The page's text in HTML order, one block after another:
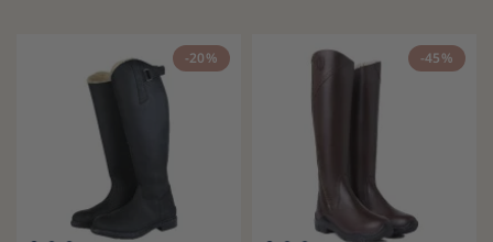
-20% -45%